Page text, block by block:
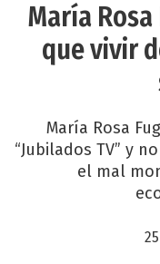
María
que vivir
María Rosa
“Jubilados TV” y
el mal